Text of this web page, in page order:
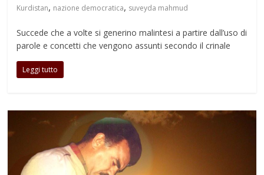
Kurdistan, nazione democratica, suveyda mahmud
Succede che a volte si generino malintesi a partire dall’uso di
parole e concetti che vengono assunti secondo il crinale
Leggi tutto